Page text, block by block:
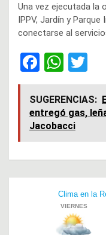
Una vez ejecutada la
IPPV, Jardín y
conectarse al
F
a
ce
b
o
o
k
W
h
at
s
A
p
p
wi
tt
er
SUGERENCIAS:
entregó gas,
Jacobacci
entradas